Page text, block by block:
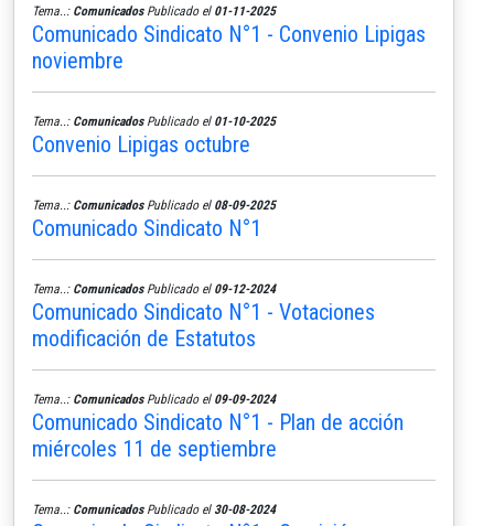
Tema..: ComunicadosPublicado el 01-11-2025
Comunicado Sindicato N°1 - Convenio Lipigas
noviembre
Tema..: ComunicadosPublicado el 01-10-2025
Convenio Lipigas octubre
Tema..: ComunicadosPublicado el 08-09-2025
Comunicado Sindicato N°1
Tema..: ComunicadosPublicado el 09-12-2024
Comunicado Sindicato N°1 - Votaciones
modificación de Estatutos
Tema..: ComunicadosPublicado el 09-09-2024
Comunicado Sindicato N°1 - Plan de acción
miércoles 11 de septiembre
Tema..: ComunicadosPublicado el 30-08-2024